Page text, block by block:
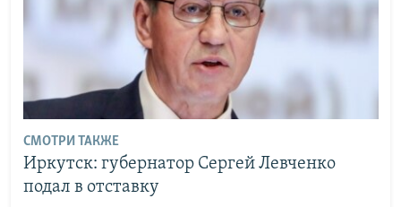
СМОТРИ ТАКЖЕ
Иркутск: губернатор Сергей Левченко
подал в отставку